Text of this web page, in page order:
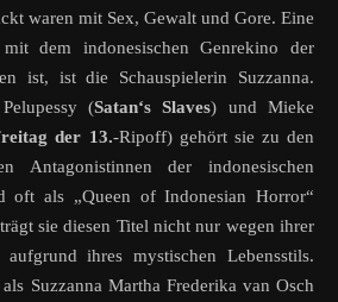
waren mit Sex, Gewalt und Gore. Eine
dem indonesischen Genrekino der
ist, ist die Schauspielerin Suzzanna.
(Satan‘s Slaves) und Mieke
der 13.-Ripoff) gehört sie zu den
Antagonistinnen der indonesischen
oft als „Queen of Indonesian Horror“
sie diesen Titel nicht nur wegen ihrer
ihres mystischen Lebensstils.
Suzzanna Martha Frederika van Osch